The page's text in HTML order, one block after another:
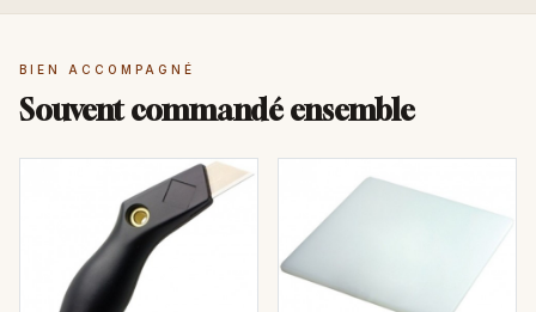
BIEN ACCOMPAGNÉ
Souvent commandé ensemble